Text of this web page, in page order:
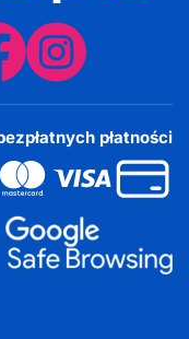
płatności